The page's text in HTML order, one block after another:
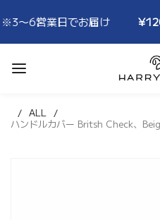
6営業日でお届け
ALL
ハンドルカバー Britsh Check、